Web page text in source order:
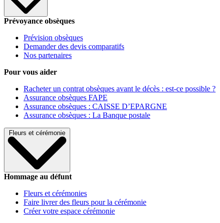
Prévoyance obsèques
Prévision obsèques
Demander des devis comparatifs
Nos partenaires
Pour vous aider
Racheter un contrat obsèques avant le décès : est-ce possible ?
Assurance obsèques FAPE
Assurance obsèques : CAISSE D’EPARGNE
Assurance obsèques : La Banque postale
Fleurs et cérémonie
Hommage au défunt
Fleurs et cérémonies
Faire livrer des fleurs pour la cérémonie
Créer votre espace cérémonie